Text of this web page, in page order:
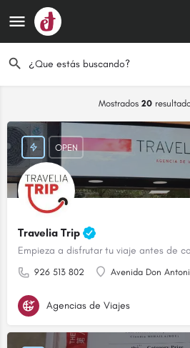
Mostrados 20
Travelia Trip
Empieza a disfrutar tu viaje antes de
926 513 802 Avenida Don
OPEN
Agencias de Viajes